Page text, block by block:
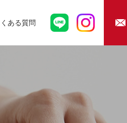
ある質問